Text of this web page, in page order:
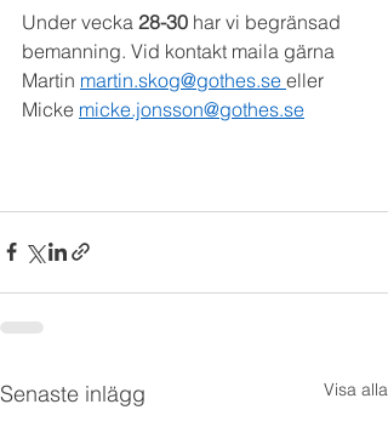
Under vecka 28-30 har vi begränsad
bemanning. Vid kontakt maila gärna
Martin martin.skog@gothes.se eller
Micke micke.jonsson@gothes.se
Senaste inlägg Visa alla